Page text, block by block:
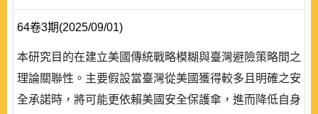
64卷3期(2025/09/01)
本研究目的在建立美國傳統戰略模糊與臺灣避險策略間之
理論關聯性。主要假設當臺灣從美國獲得較多且明確之安
全承諾時，將可能更依賴美國安全保護傘，進而降低自身